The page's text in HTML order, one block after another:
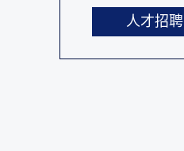
人才招聘